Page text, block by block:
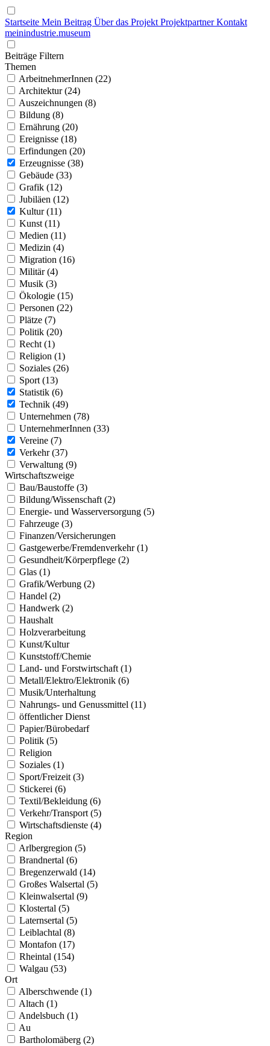
Startseite Mein Beitrag Über das Projekt ProjektpartnerKontakt
meinindustrie.museum
Beiträge Filtern
Themen
ArbeitnehmerInnen (22)
Architektur (24)
Auszeichnungen (8)
Bildung (8)
Ernährung (20)
Ereignisse (18)
Erfindungen (20)
Erzeugnisse (38)
Gebäude (33)
Grafik (12)
Jubiläen (12)
Kultur (11)
Kunst (11)
Medien (11)
Medizin (4)
Migration (16)
Militär (4)
Musik (3)
Ökologie (15)
Personen (22)
Plätze (7)
Politik (20)
Recht (1)
Religion (1)
Soziales (26)
Sport (13)
Statistik (6)
Technik (49)
Unternehmen (78)
UnternehmerInnen (33)
Vereine (7)
Verkehr (37)
Verwaltung (9)
Wirtschaftszweige
Bau/Baustoffe (3)
Bildung/Wissenschaft (2)
Energie- und Wasserversorgung (5)
Fahrzeuge (3)
Finanzen/Versicherungen
Gastgewerbe/Fremdenverkehr (1)
Gesundheit/Körperpflege (2)
Glas (1)
Grafik/Werbung (2)
Handel (2)
Handwerk (2)
Haushalt
Holzverarbeitung
Kunst/Kultur
Kunststoff/Chemie
Land- und Forstwirtschaft (1)
Metall/Elektro/Elektronik (6)
Musik/Unterhaltung
Nahrungs- und Genussmittel (11)
öffentlicher Dienst
Papier/Bürobedarf
Politik (5)
Religion
Soziales (1)
Sport/Freizeit (3)
Stickerei (6)
Textil/Bekleidung (6)
Verkehr/Transport (5)
Wirtschaftsdienste (4)
Region
Arlbergregion (5)
Brandnertal (6)
Bregenzerwald (14)
Großes Walsertal (5)
Kleinwalsertal (9)
Klostertal (5)
Laternsertal (5)
Leiblachtal (8)
Montafon (17)
Rheintal (154)
Walgau (53)
Ort
Alberschwende (1)
Altach (1)
Andelsbuch (1)
Au
Bartholomäberg (2)